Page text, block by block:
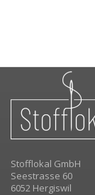
Stofflokal GmbH
Seestrasse 60
6052 Hergiswil